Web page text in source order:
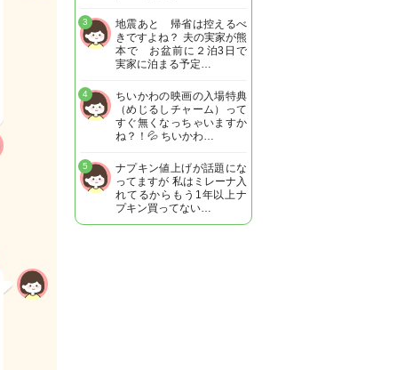
地震あと 帰省は控えるべ
きですよね？ 夫の実家が熊
本で お盆前に２泊3日で
実家に泊まる予定…
3
ちいかわの映画の入場特典
（めじるしチャーム）って
すぐ無くなっちゃいますか
ね？！💦 ちいかわ…
4
ナプキン値上げが話題にな
ってますが 私はミレーナ入
れてるからもう1年以上ナ
プキン買ってない…
5